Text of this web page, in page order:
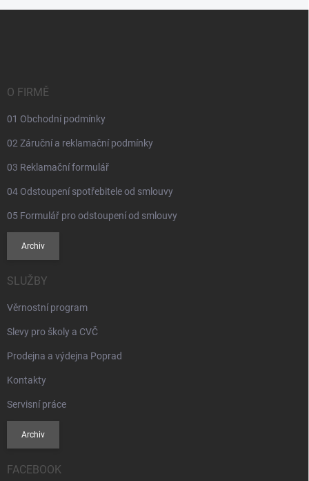
O FIRMĚ
01 Obchodní podmínky
02 Záruční a reklamační podmínky
03 Reklamační formulář
04 Odstoupení spotřebitele od smlouvy
05 Formulář pro odstoupení od smlouvy
Archiv
SLUŽBY
Věrnostní program
Slevy pro školy a CVČ
Prodejna a výdejna Poprad
Kontakty
Servisní práce
Archiv
FACEBOOK